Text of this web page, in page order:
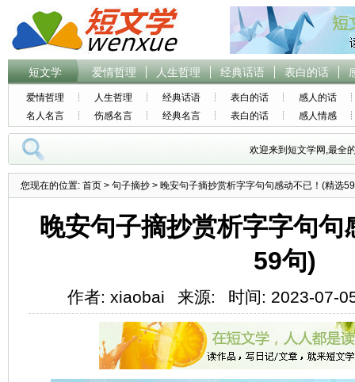
短文学 爱情哲理 人生哲理 经典话语 表白的话
爱情哲理 人生哲理 经典话语 表白的话
感人的话
名人名言
伤感名言 经典名言 表白的话 感人情感
欢迎来到短文学网,最全
您现在的位置: 首页 > 句子摘抄 > 晚安句子摘抄赏析字字句句感动不已！(精选
晚安句子摘抄赏析字字句句
59句)
作者: xiaobai 来源: 时间: 2023-07-